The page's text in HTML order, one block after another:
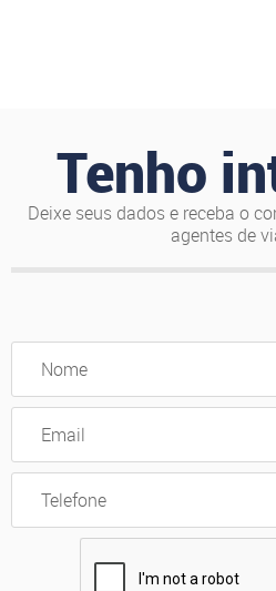
Tenho
Deixe seus dados e receba o
agentes de